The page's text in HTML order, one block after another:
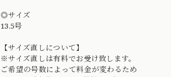
◎サイズ
13.5号
【サイズ直しについて】
※サイズ直しは有料でお受け致します。
ご希望の号数によって料金が変わるため